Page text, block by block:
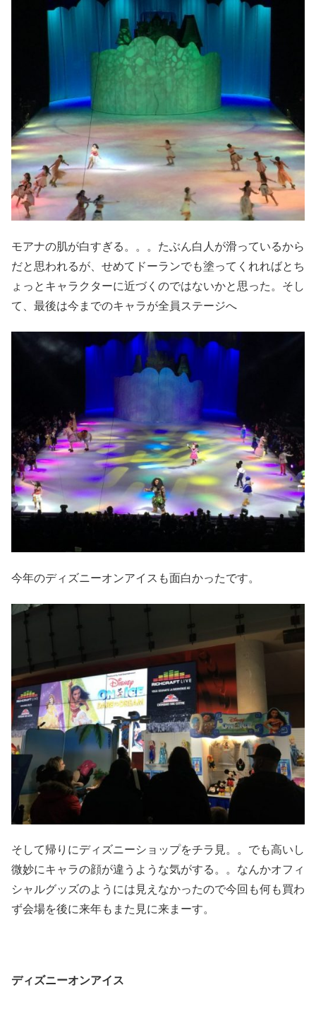
モアナの肌が白すぎる。。。たぶん白人が滑っているから
だと思われるが、せめてドーランでも塗ってくれればとち
ょっとキャラクターに近づくのではないかと思った。そし
て、最後は今までのキャラが全員ステージへ
今年のディズニーオンアイスも面白かったです。
そして帰りにディズニーショップをチラ見。。でも高いし
微妙にキャラの顔が違うような気がする。。なんかオフィ
シャルグッズのようには見えなかったので今回も何も買わ
ず会場を後に来年もまた見に来まーす。
ディズニーオンアイス